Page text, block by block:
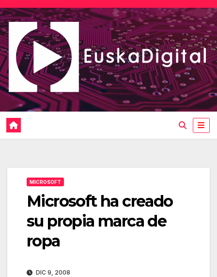
Saltar
al
contenido
MICROSOFT
Microsoft ha creado
su propia marca de
ropa
DIC 9, 2008